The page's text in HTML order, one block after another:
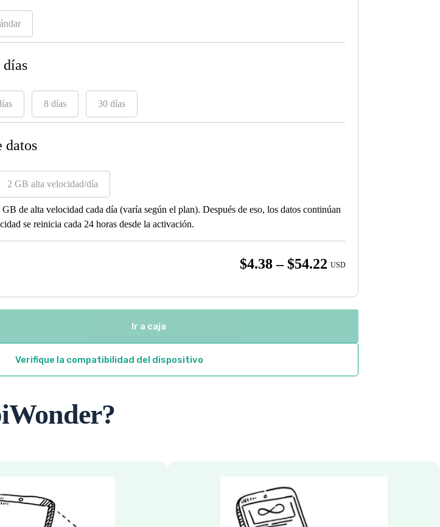
8 días 30 días
datos
2 GB alta velocidad/día
de alta velocidad cada día (varía según el plan). Después de eso, los datos continúan
se reinicia cada 24 horas desde la activación.
$4.38 – $54.22Price
$4.38
through
USD
Ir a caja
Verifique la compatibilidad del dispositivo